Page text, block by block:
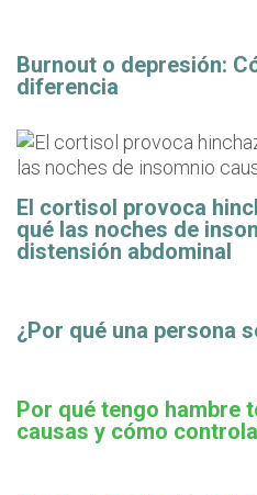
Burnout o depresión:
diferencia
El cortisol provoca
qué las noches de
distensión abdominal
¿Por qué una persona
Por qué tengo hambre
causas y cómo